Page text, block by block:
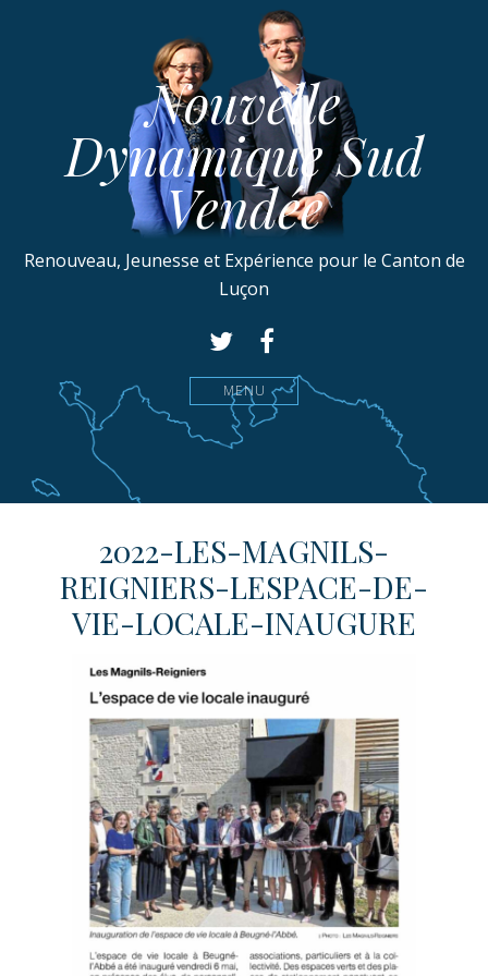
Nouvelle
Dynamique Sud
Vendée
Renouveau, Jeunesse et Expérience pour le Canton de
Luçon
MENU
2022-LES-MAGNILS-
REIGNIERS-LESPACE-DE-
VIE-LOCALE-INAUGURE